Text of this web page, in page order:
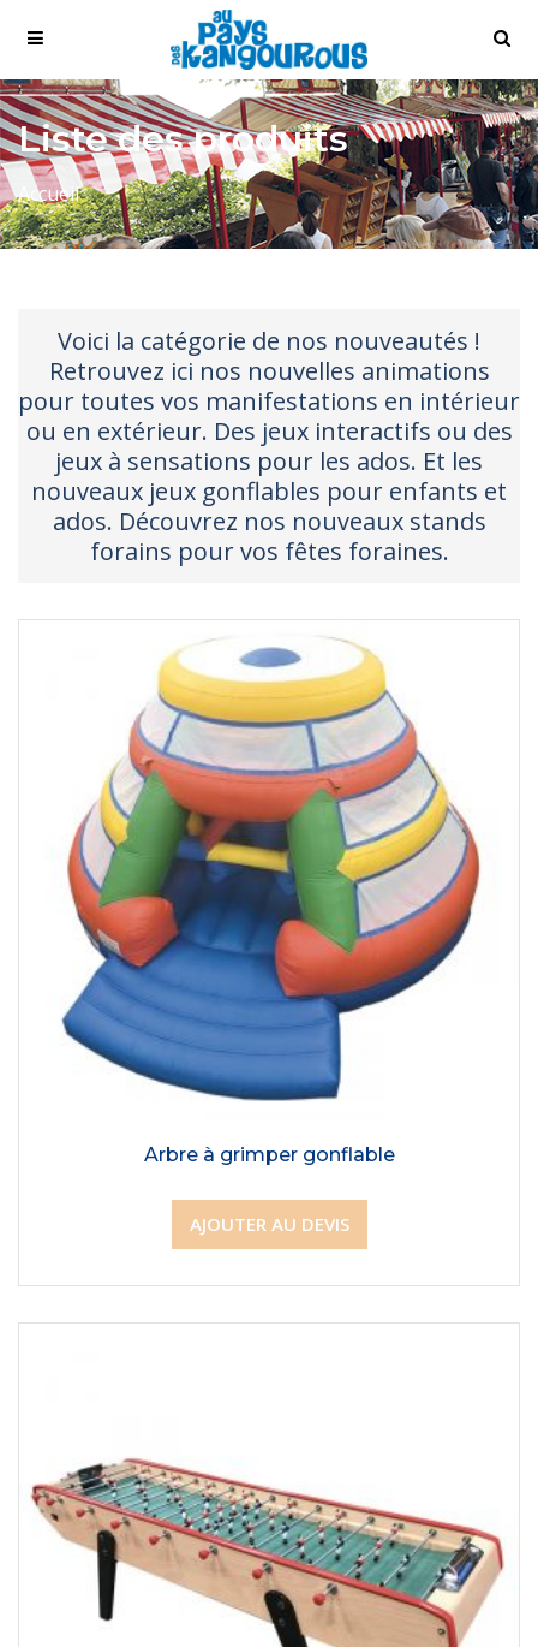
Liste des produits
Accueil
Voici la catégorie de nos nouveautés !
Retrouvez ici nos nouvelles animations
pour toutes vos manifestations en intérieur
ou en extérieur. Des jeux interactifs ou des
jeux à sensations pour les ados. Et les
nouveaux jeux gonflables pour enfants et
ados. Découvrez nos nouveaux stands
forains pour vos fêtes foraines.
Arbre à grimper gonflable
AJOUTER AU DEVIS